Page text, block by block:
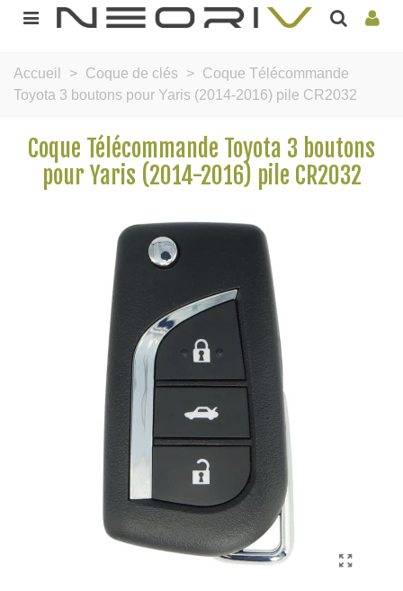
Accueil > Coque de clés > Coque Télécommande
Toyota 3 boutons pour Yaris (2014-2016) pile CR2032
Coque Télécommande Toyota 3 boutons
pour Yaris (2014-2016) pile CR2032